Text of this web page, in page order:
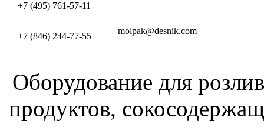
+7 (495) 761-57-11
+7 (846) 244-77-55
molpak@desnik.com
Оборудование для
продуктов,